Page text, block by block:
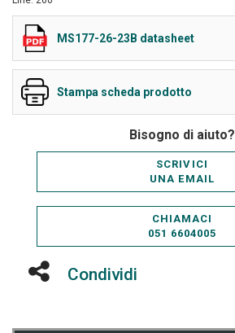
MS177-26-23B datasheet
Stampa scheda prodotto
Bisogno di aiuto?
SCRIVICI
UNA EMAIL
CHIAMACI
051 6604005
Condividi